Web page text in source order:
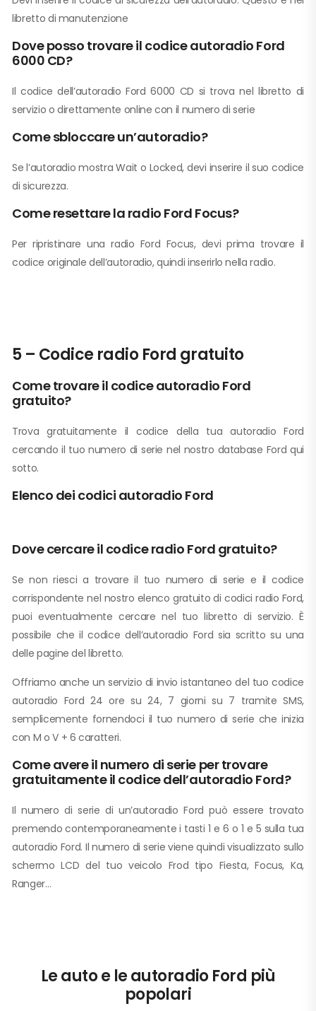
libretto di manutenzione
Dove posso trovare il codice autoradio Ford
6000 CD?
Il codice dell’autoradio Ford 6000 CD si trova nel libretto di
servizio o direttamente online con il numero di serie
Come sbloccare un’autoradio?
Se l’autoradio mostra Wait o Locked, devi inserire il suo codice
di sicurezza.
Come resettare la radio Ford Focus?
Per ripristinare una radio Ford Focus, devi prima trovare il
codice originale dell’autoradio, quindi inserirlo nella radio.
5 – Codice radio Ford gratuito
Come trovare il codice autoradio Ford
gratuito?
Trova gratuitamente il codice della tua autoradio Ford
cercando il tuo numero di serie nel nostro database Ford qui
sotto.
Elenco dei codici autoradio Ford
Dove cercare il codice radio Ford gratuito?
Se non riesci a trovare il tuo numero di serie e il codice
corrispondente nel nostro elenco gratuito di codici radio Ford,
puoi eventualmente cercare nel tuo libretto di servizio. È
possibile che il codice dell’autoradio Ford sia scritto su una
delle pagine del libretto.
Offriamo anche un servizio di invio istantaneo del tuo codice
autoradio Ford 24 ore su 24, 7 giorni su 7 tramite SMS,
semplicemente fornendoci il tuo numero di serie che inizia
con M o V + 6 caratteri.
Come avere il numero di serie per trovare
gratuitamente il codice dell’autoradio Ford?
Il numero di serie di un’autoradio Ford può essere trovato
premendo contemporaneamente i tasti 1 e 6 o 1 e 5 sulla tua
autoradio Ford. Il numero di serie viene quindi visualizzato sullo
schermo LCD del tuo veicolo Frod tipo Fiesta, Focus, Ka,
Ranger…
Le auto e le autoradio Ford più
popolari